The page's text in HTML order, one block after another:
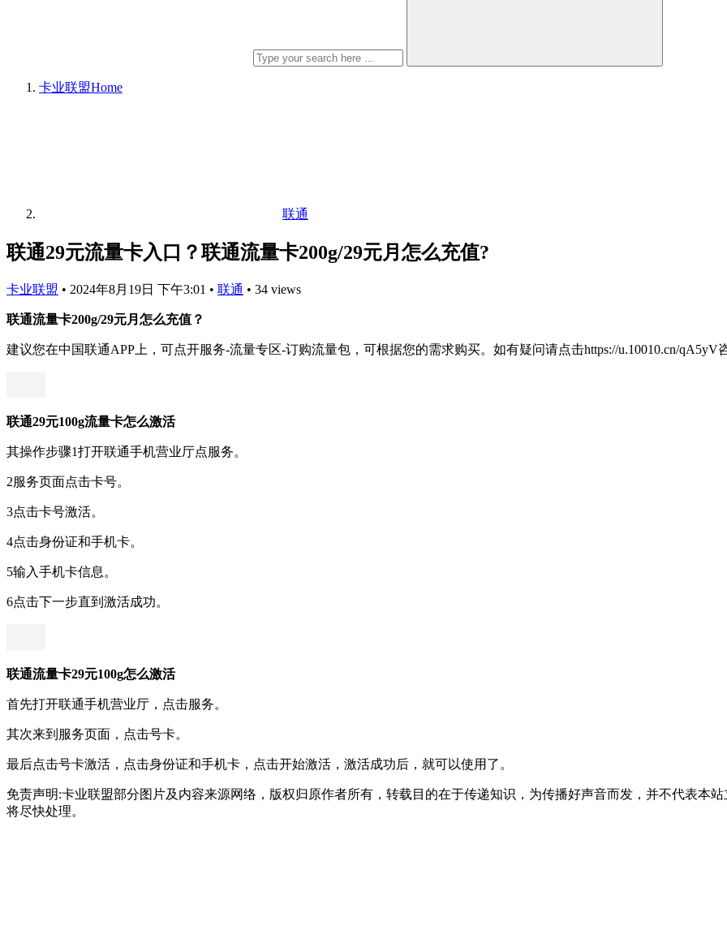
卡业联盟Home
联通
联通29元流量卡入口？联通流量卡200g/29元月怎么充值?
卡业联盟 • 2024年8月19日 下午3:01 • 联通 • 34 views
联通流量卡200g/29元月怎么充值？
建议您在中国联通APP上，可点开服务-流量专区-订购流量包，可根据您的需求购买。如有疑问请点击https://u.10010.cn/qA5yV
联通29元100g流量卡怎么激活
其操作步骤1打开联通手机营业厅点服务。
2服务页面点击卡号。
3点击卡号激活。
4点击身份证和手机卡。
5输入手机卡信息。
6点击下一步直到激活成功。
联通流量卡29元100g怎么激活
首先打开联通手机营业厅，点击服务。
其次来到服务页面，点击号卡。
最后点击号卡激活，点击身份证和手机卡，点击开始激活，激活成功后，就可以使用了。
免责声明:卡业联盟部分图片及内容来源网络，版权归原作者所有，转载目的在于传递知识，为传播好声音而发，并不代表本
将尽快处理。